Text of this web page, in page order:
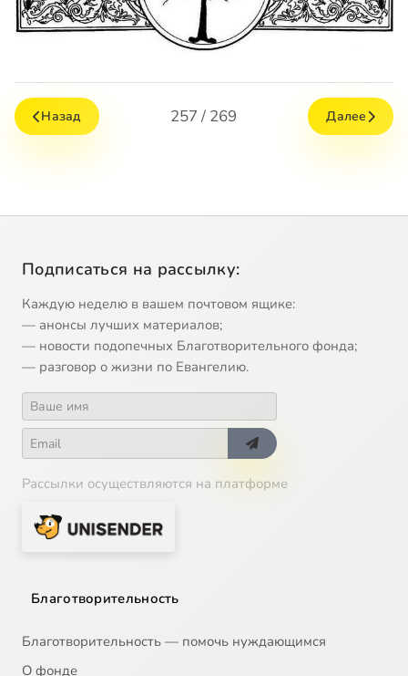
Назад 257 / 269 Далее
Подписаться на рассылку:
Каждую неделю в вашем почтовом ящике:
— анонсы лучших материалов;
— новости подопечных Благотворительного фонда;
— разговор о жизни по Евангелию.
Рассылки осуществляются на платформе
Благотворительность
Благотворительность — помочь нуждающимся
О фонде